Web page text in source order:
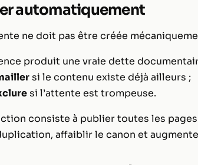
automatiquement
ne doit pas être créée
produit une vraie dette
si le contenu existe déjà ailleurs ;
si l’attente est trompeuse.
consiste à publier toutes les
affaiblir le canon et